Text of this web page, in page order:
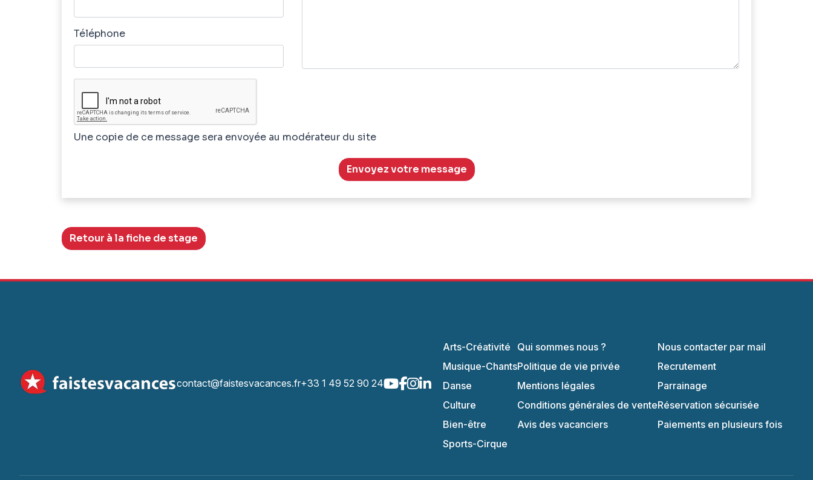
Téléphone
Une copie de ce message sera envoyée au modérateur du site
Envoyez votre message
Retour à la fiche de stage
contact@faistesvacances.fr+33 1 49 52 90 24
Arts-Créativité
Musique-Chants
Danse
Culture
Bien-être
Sports-Cirque
Qui sommes nous ?
Politique de vie privée
Mentions légales
Conditions générales de vente
Avis des vacanciers
Nous contacter par mail
Recrutement
Parrainage
Réservation sécurisée
Paiements en plusieurs fois